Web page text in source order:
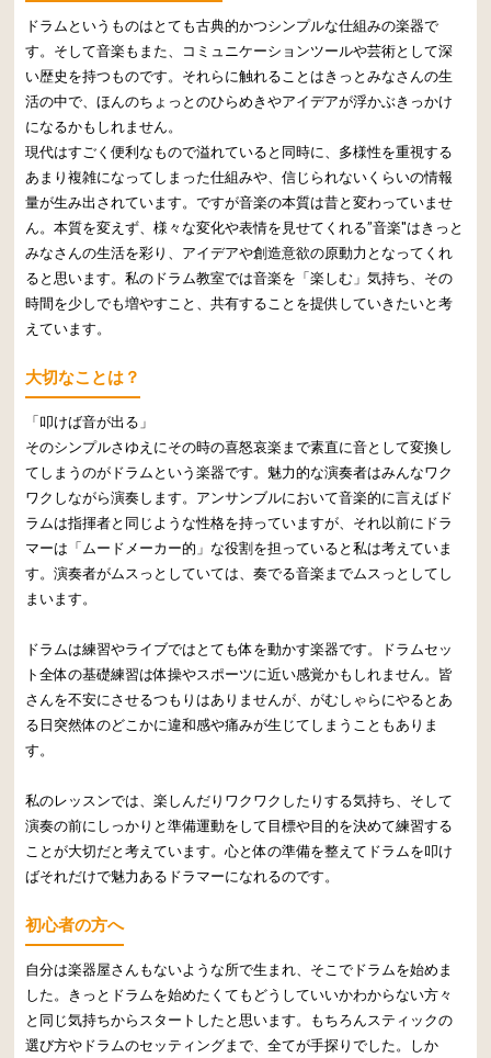
ドラムというものはとても古典的かつシンプルな仕組みの楽器で
す。そして音楽もまた、コミュニケーションツールや芸術として深
い歴史を持つものです。それらに触れることはきっとみなさんの生
活の中で、ほんのちょっとのひらめきやアイデアが浮かぶきっかけ
になるかもしれません。
現代はすごく便利なもので溢れていると同時に、多様性を重視する
あまり複雑になってしまった仕組みや、信じられないくらいの情報
量が生み出されています。ですが音楽の本質は昔と変わっていませ
ん。本質を変えず、様々な変化や表情を見せてくれる”音楽"はきっと
みなさんの生活を彩り、アイデアや創造意欲の原動力となってくれ
ると思います。私のドラム教室では音楽を「楽しむ」気持ち、その
時間を少しでも増やすこと、共有することを提供していきたいと考
えています。
大切なことは？
「叩けば音が出る」
そのシンプルさゆえにその時の喜怒哀楽まで素直に音として変換し
てしまうのがドラムという楽器です。魅力的な演奏者はみんなワク
ワクしながら演奏します。アンサンブルにおいて音楽的に言えばド
ラムは指揮者と同じような性格を持っていますが、それ以前にドラ
マーは「ムードメーカー的」な役割を担っていると私は考えていま
す。演奏者がムスっとしていては、奏でる音楽までムスっとしてし
まいます。
ドラムは練習やライブではとても体を動かす楽器です。ドラムセッ
ト全体の基礎練習は体操やスポーツに近い感覚かもしれません。皆
さんを不安にさせるつもりはありませんが、がむしゃらにやるとあ
る日突然体のどこかに違和感や痛みが生じてしまうこともありま
す。
私のレッスンでは、楽しんだりワクワクしたりする気持ち、そして
演奏の前にしっかりと準備運動をして目標や目的を決めて練習する
ことが大切だと考えています。心と体の準備を整えてドラムを叩け
ばそれだけで魅力あるドラマーになれるのです。
初心者の方へ
自分は楽器屋さんもないような所で生まれ、そこでドラムを始めま
した。きっとドラムを始めたくてもどうしていいかわからない方々
と同じ気持ちからスタートしたと思います。もちろんスティックの
選び方やドラムのセッティングまで、全てが手探りでした。しか